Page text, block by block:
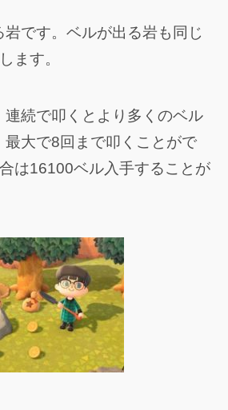
です。ベルが出る岩も同じ
ます。
続で叩くとより多くのベル
最大で8回まで叩くことがで
は16100ベル入手することが